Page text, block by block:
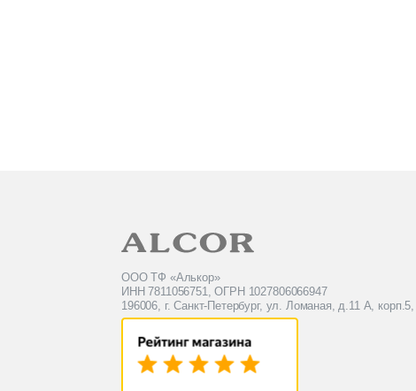
ООО ТФ «Алькор»
ИНН 7811056751, ОГРН 1027806066947
196006, г. Санкт-Петербург, ул. Ломаная, д.11 А,